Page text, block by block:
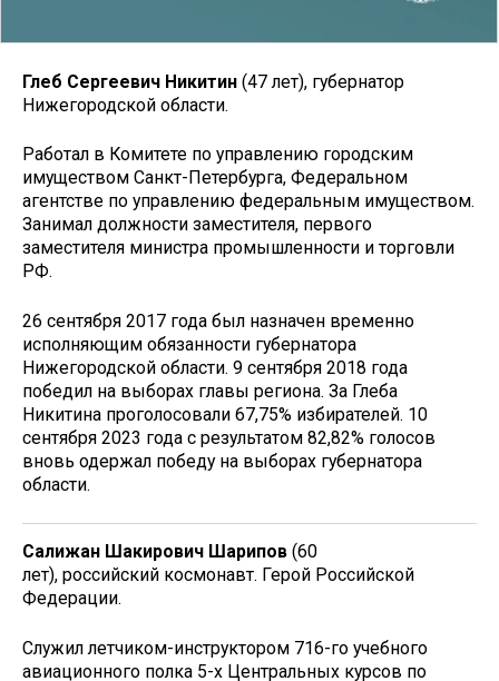
Глеб Сергеевич Никитин (47 лет), губернатор
Нижегородской области.
Работал в Комитете по управлению городским
имуществом Санкт-Петербурга, Федеральном
агентстве по управлению федеральным имуществом.
Занимал должности заместителя, первого
заместителя министра промышленности и торговли
РФ.
26 сентября 2017 года был назначен временно
исполняющим обязанности губернатора
Нижегородской области. 9 сентября 2018 года
победил на выборах главы региона. За Глеба
Никитина проголосовали 67,75% избирателей. 10
сентября 2023 года с результатом 82,82% голосов
вновь одержал победу на выборах губернатора
области.
Салижан Шакирович Шарипов (60
лет), российский космонавт. Герой Российской
Федерации.
Служил летчиком-инструктором 716-го учебного
авиационного полка 5-х Центральных курсов по